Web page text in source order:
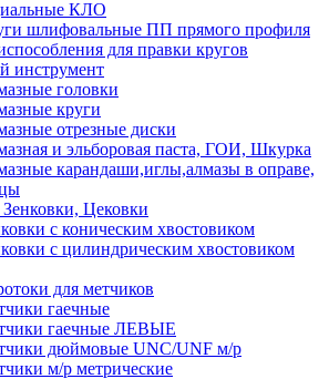
КЛО
шлифовальные ПП прямого профиля
для правки кругов
инструмент
головки
круги
отрезные диски
и эльборовая паста, ГОИ, Шкурка
карандаши,иглы,алмазы в оправе,
Цековки
с коническим хвостовиком
с цилиндрическим хвостовиком
для метчиков
гаечные
гаечные ЛЕВЫЕ
дюймовые UNC/UNF м/р
м/р метрические